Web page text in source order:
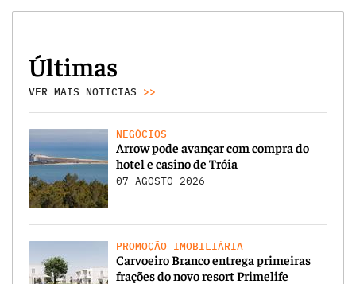
Últimas
VER MAIS NOTICIAS >>
NEGÓCIOS
Arrow pode avançar com compra do
hotel e casino de Tróia
07 AGOSTO 2026
PROMOÇÃO IMOBILIÁRIA
Carvoeiro Branco entrega primeiras
frações do novo resort Primelife